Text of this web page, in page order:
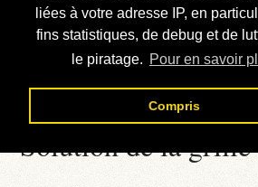
liées à votre adresse IP, en
fins statistiques, de debug et de
le piratage. Pour en savoir
Compris
Liens externes
Téléchargement
Contact
Solution de la